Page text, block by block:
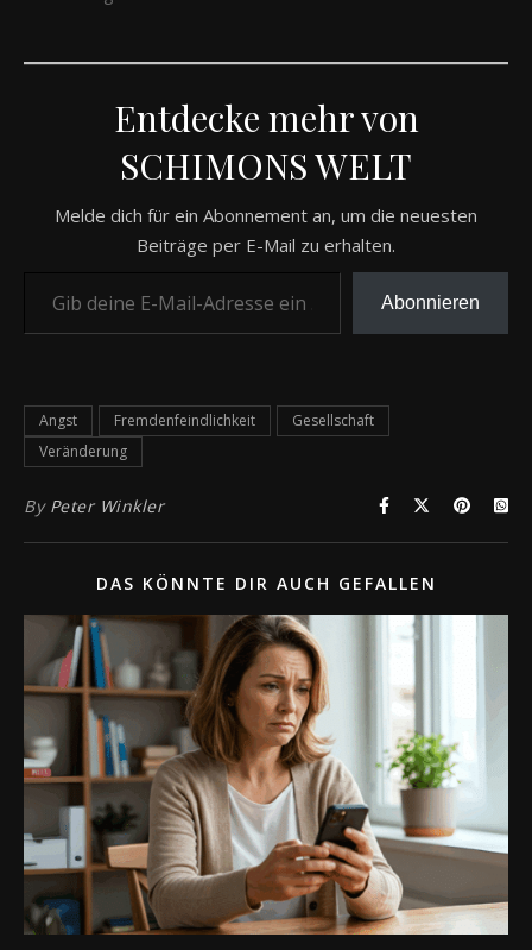
Entdecke mehr von
SCHIMONS WELT
Melde dich für ein Abonnement an, um die neuesten
Beiträge per E-Mail zu erhalten.
Abonnieren
Angst Fremdenfeindlichkeit
Gesellschaft
Veränderung
By Peter Winkler
DAS KÖNNTE DIR AUCH GEFALLEN